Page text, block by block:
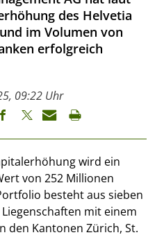
des Helvetia
im Volumen von
erfolgreich
09:22 Uhr
wird ein
von 252 Millionen
besteht aus sieben
mit einem
den Kantonen Zürich, St.